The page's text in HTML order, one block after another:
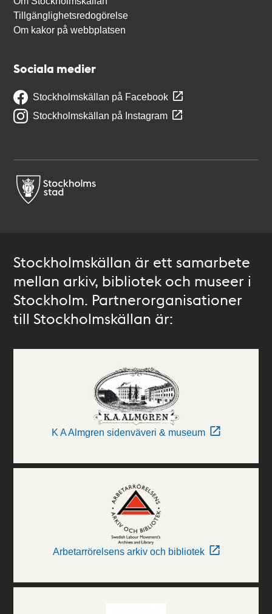
Tillgänglighetsredogörelse
Om kakor på webbplatsen
Sociala medier
Stockholmskällan på Facebook
Stockholmskällan på Instagram
Stockholmskällan är ett samarbete
mellan arkiv, bibliotek och museer i
Stockholm. Partnerorganisationer
till Stockholmskällan är:
K A Almgren sidenväveri & museum
Arbetarrörelsens arkiv och bibliotek